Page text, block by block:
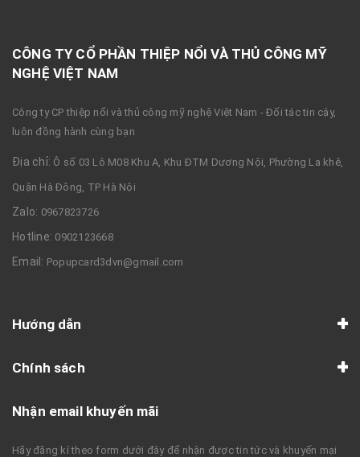
CÔNG TY CỔ PHẦN THIỆP NỔI VÀ THỦ CÔNG MỸ
NGHỆ VIỆT NAM
Công ty CP thiệp nổi và thủ công mỹ nghệ Việt Nam - Đối tác tin cậy,
luôn đồng hành cùng bạn
Địa chỉ: Ô số 03 Lô M08 Khu A, Khu ĐTM Dương Nội, Phường La khê,
Quận Hà Đông, TP Hà Nội
Zalo: 0967823726
Hotline: 0902123668
Email: Popupcard3dvn@gmail.com
Hướng dẫn
Chính sách
Nhận email khuyến mãi
Hãy đăng kí theo form dưới đây để nhận được tin tức và khuyến mại